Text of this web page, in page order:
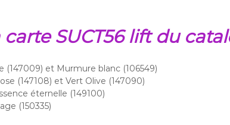
SUCT56 lift du
(147009) et Murmure blanc (106549)
(147108) et Vert Olive (147090)
éternelle (149100)
(150335)